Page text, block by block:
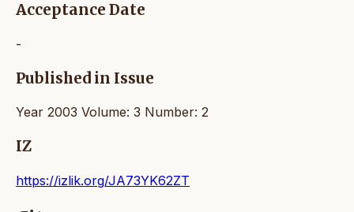
Acceptance Date
-
Published in Issue
Year 2003 Volume: 3 Number: 2
IZ
https://izlik.org/JA73YK62ZT